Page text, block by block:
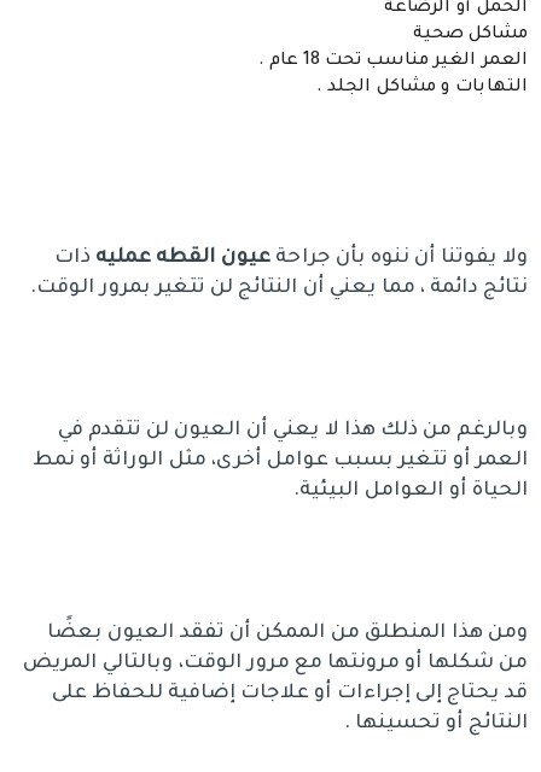
الحمل أو الرضاعة
مشاكل صحية
العمر الغير مناسب تحت 18 عام .
التهابات و مشاكل الجلد .
ولا يفوتنا أن ننوه بأن جراحةعيون القطه عمليه ذات
نتائج دائمة ، مما يعني أن النتائج لن تتغير بمرور الوقت.
وبالرغم من ذلك هذا لا يعني أن العيون لن تتقدم في
العمر أو تتغير بسبب عوامل أخرى، مثل الوراثة أو نمط
الحياة أو العوامل البيئية.
ومن هذا المنطلق من الممكن أن تفقد العيون بعضًا
من شكلها أو مرونتها مع مرور الوقت، وبالتالي المريض
قد يحتاج إلى إجراءات أو علاجات إضافية للحفاظ على
النتائج أو تحسينها .